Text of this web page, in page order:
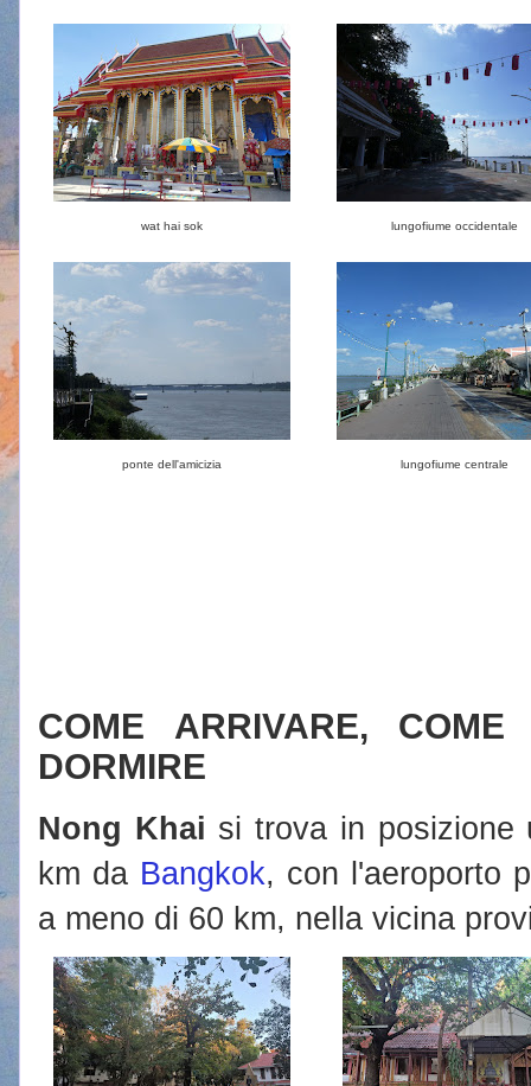
wat hai sok lungofiume occidentale
ponte dell'amicizia lungofiume centrale
COME ARRIVARE,
DORMIRE
Nong Khai si trova in posizione
km da Bangkok, con l'aeroporto
a meno di 60 km, nella vicina